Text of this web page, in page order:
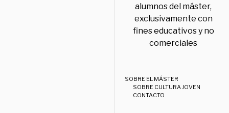
alumnos del máster,
exclusivamente con
fines educativos y no
comerciales
SOBRE EL MÁSTER
SOBRE CULTURA JOVEN
CONTACTO